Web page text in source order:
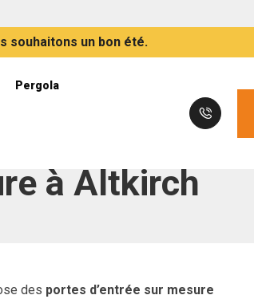
souhaitons un bon été.
Pergola
à Altkirch
des portes d’entrée sur mesure